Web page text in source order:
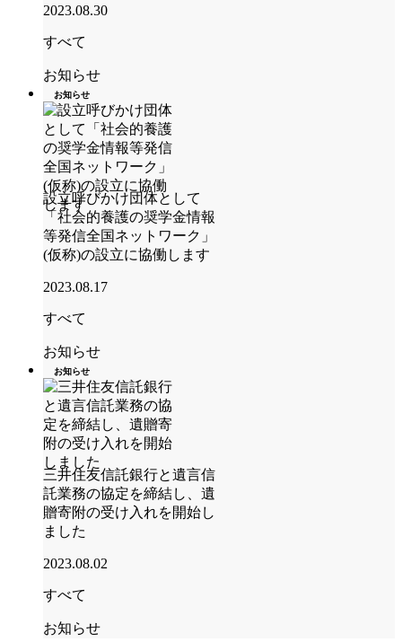
2023.08.30
すべて
お知らせ
お知らせ
設立呼びかけ団体として
「社会的養護の奨学金情報
等発信全国ネットワーク」
(仮称)の設立に協働します
2023.08.17
すべて
お知らせ
お知らせ
三井住友信託銀行と遺言信
託業務の協定を締結し、遺
贈寄附の受け入れを開始し
ました
2023.08.02
すべて
お知らせ